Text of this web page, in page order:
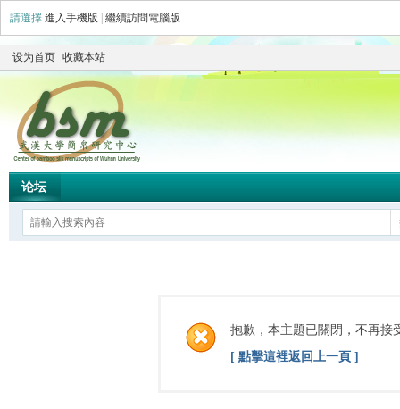
請選擇 進入手機版 繼續訪問電腦版
设为首页 收藏本站
论坛
抱歉，本主題已關閉，不再接
[ 點擊這裡返回上一頁 ]